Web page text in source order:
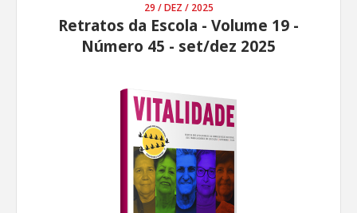
29 / DEZ / 2025
Retratos da Escola - Volume 19 -
Número 45 - set/dez 2025